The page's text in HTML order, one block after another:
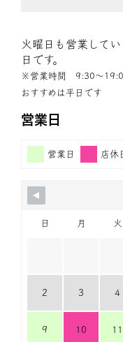
火曜日も営業してい
日です。
※営業時間 9:30〜
おすすめは平日です
営業日
営業日 店休
日 月 火
2 3 4
9 10 11